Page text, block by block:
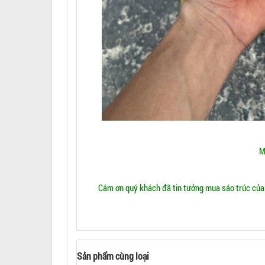
Cám ơn quý khách đã tin tưởng mua sáo trúc
Sản phẩm cùng loại